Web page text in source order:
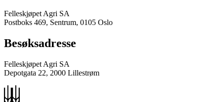
Felleskjøpet Agri SA
Postboks 469, Sentrum, 0105 Oslo
Besøksadresse
Felleskjøpet Agri SA
Depotgata 22, 2000 Lillestrøm